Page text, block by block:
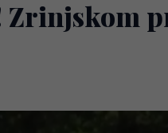
Zrinjskom